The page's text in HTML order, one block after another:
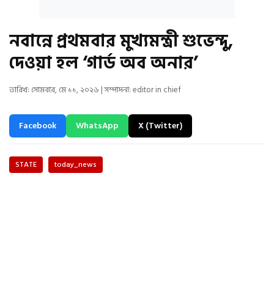
নবান্নে প্রথমবার মুখ্যমন্ত্রী শুভেন্দু,
দেওয়া হল ‘গার্ড অব অনার’
তারিখ: সোমবার, মে ১১, ২০২৬ | সম্পাদনা: editor in chief
Facebook WhatsApp X (Twitter)
STATE today_news